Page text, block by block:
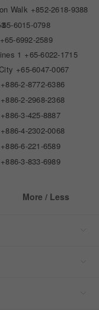
Walk +852-2618-9388
6015-0798
+65-6992-2589
1 +65-6022-1715
+65-6047-0067
+886-2-8772-6386
+886-2-2968-2368
+886-3-425-8887
+886-4-2302-0068
+886-6-221-6589
+886-3-833-6989
More / Less